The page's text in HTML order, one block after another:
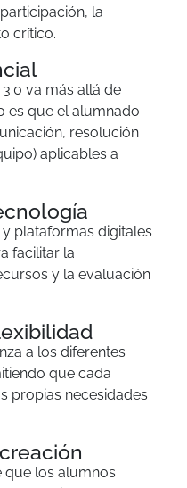
la
crítico.
va más allá de
es que el alumnado
resolución
aplicables a
plataformas digitales
facilitar la
y la evaluación
a los diferentes
que cada
propias necesidades
que los alumnos